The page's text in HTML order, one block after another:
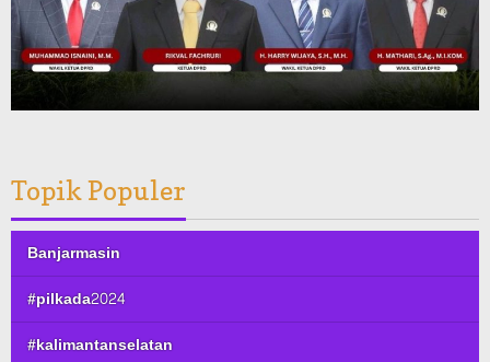
Topik Populer
Banjarmasin
#pilkada2024
#kalimantanselatan